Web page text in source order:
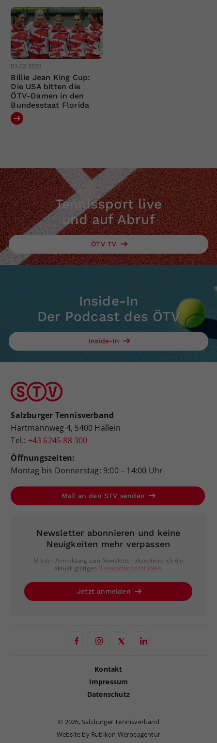
03.02.2023
Billie Jean King Cup:
Die USA bitten die
ÖTV-Damen in den
Bundesstaat Florida
Tennissport live
und auf Abruf
ÖTV TV
Inside-In
Der Podcast des ÖTV
Inside-In
Salzburger Tennisverband
Hartmannweg 4, 5400 Hallein
Tel.: +43 6245 88 300
Öffnungszeiten:
Montag bis Donnerstag: 9:00 – 14:00 Uhr
Mail an den STV senden
Newsletter abonnieren und keine
Neuigkeiten mehr verpassen
Mit der Anmeldung zum Newsletter akzeptiere ich die
aktuell gültigen Datenschutzrichtlinien.
Jetzt anmelden
Kontakt
Impressum
Datenschutz
© 2026, Salzburger Tennisverband
Website by Rubikon Werbeagentur